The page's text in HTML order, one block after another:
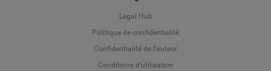
Legal Hub
Politique de confidentialité
Confidentialité de l’auteur
Conditions d’utilisation